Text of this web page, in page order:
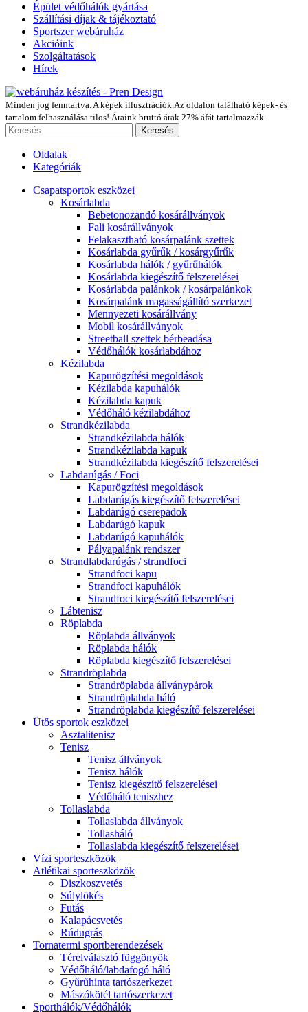
Épület védőhálók gyártása
Szállítási díjak & tájékoztató
Sportszer webáruház
Akcióink
Szolgáltatások
Hírek
Minden jog fenntartva. A képek illusztrációk.Az oldalon található képek- és
tartalom felhasználása tilos! Áraink bruttó árak 27% áfát tartalmazzák.
Keresés
Oldalak
Kategóriák
Csapatsportok eszközei
Kosárlabda
Bebetonozandó kosárállványok
Fali kosárállványok
Felakasztható kosárpalánk szettek
Kosárlabda gyűrűk / kosárgyűrűk
Kosárlabda hálók / gyűrűhálók
Kosárlabda kiegészítő felszerelései
Kosárlabda palánkok / kosárpalánkok
Kosárpalánk magasságállító szerkezet
Mennyezeti kosárállvány
Mobil kosárállványok
Streetball szettek bérbeadása
Védőhálók kosárlabdához
Kézilabda
Kapurögzítési megoldások
Kézilabda kapuhálók
Kézilabda kapuk
Védőháló kézilabdához
Strandkézilabda
Strandkézilabda hálók
Strandkézilabda kapuk
Strandkézilabda kiegészítő felszerelései
Labdarúgás / Foci
Kapurögzítési megoldások
Labdarúgás kiegészítő felszerelései
Labdarúgó cserepadok
Labdarúgó kapuk
Labdarúgó kapuhálók
Pályapalánk rendszer
Strandlabdarúgás / strandfoci
Strandfoci kapu
Strandfoci kapuhálók
Strandfoci kiegészítő felszerelései
Lábtenisz
Röplabda
Röplabda állványok
Röplabda hálók
Röplabda kiegészítő felszerelései
Strandröplabda
Strandröplabda állványpárok
Strandröplabda háló
Strandröplabda kiegészítő felszerelései
Ütős sportok eszközei
Asztalitenisz
Tenisz
Tenisz állványok
Tenisz hálók
Tenisz kiegészítő felszerelései
Védőháló teniszhez
Tollaslabda
Tollaslabda állványok
Tollasháló
Tollaslabda kiegészítő felszerelései
Vízi sporteszközök
Atlétikai sporteszközök
Diszkoszvetés
Súlylökés
Futás
Kalapácsvetés
Rúdugrás
Tornatermi sportberendezések
Térelválasztó függönyök
Védőháló/labdafogó háló
Gyűrűhinta tartószerkezet
Mászókötél tartószerkezet
Sporthálók/Védőhálók